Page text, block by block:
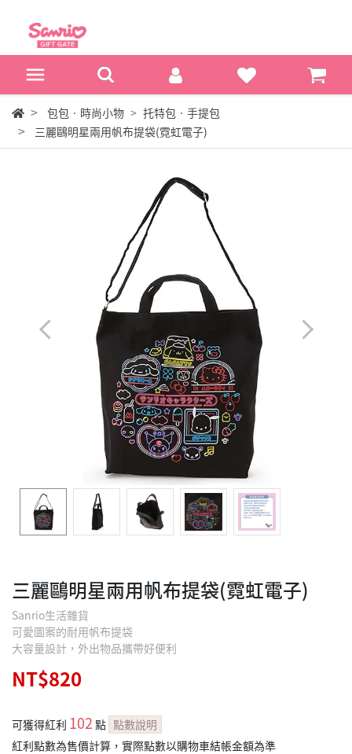
包包‧時尚小物
托特包‧手提包
三麗鷗明星兩用帆布提袋(霓虹電子)
三麗鷗明星兩用帆布提袋(霓虹電子)
Sanrio生活雜貨
可愛圖案的耐用帆布提袋
大容量設計，外出物品攜帶好便利
NT$820
可獲得紅利 102 點 點數說明
紅利點數為售價計算，實際點數以購物車結帳金額為準